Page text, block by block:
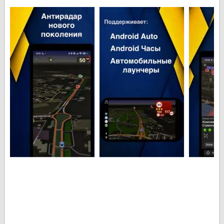
навигаторами, доступны оффлайн карты в 2D и 3D,
для стран Постсоветского пространства. Вы также
можете записывать все свои поездки, делать метки
на карте, создавать целые коллекции меток и
планов поездок, группировать их по папкам и
конвертировать в другие форматы. Антирадар
ContraCam можно использовать в качестве
спидометра – он показывает превышения скорости
на тех участках, где установлены скоростные
ограничения и уведомляет о дорожных знаках.
Основные особенности Антирадар